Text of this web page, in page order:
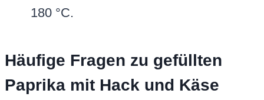
180 °C.
Häufige Fragen zu gefüllten
Paprika mit Hack und Käse